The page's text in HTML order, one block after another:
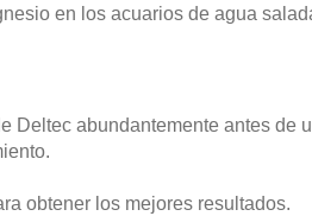
en los acuarios de agua
abundantemente antes de
obtener los mejores resultados.